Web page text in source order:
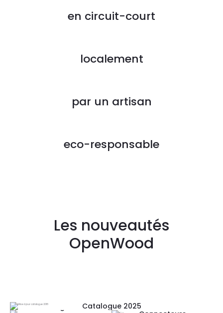
en circuit-court
localement
par un artisan
eco-responsable
Les nouveautés
OpenWood
Catalogue 2025
Designer